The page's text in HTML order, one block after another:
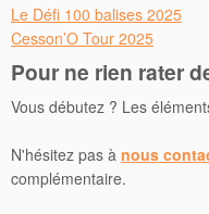
Le Défi 100 balises 2025
Cesson’O Tour 2025
Pour ne rien rater
Vous débutez ? Les
N'hésitez pas à nous
complémentaire.